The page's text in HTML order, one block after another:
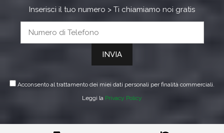
Inserisci il tuo numero > Ti chiamiamo noi gratis
Acconsento al trattamento dei miei dati personali per finalità commerciali.
Leggi la Privacy Policy